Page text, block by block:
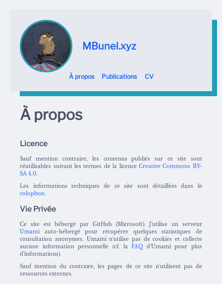
MBunel.xyz
À propos Publications CV
À propos
Licence
Sauf mention contraire, les contenus publiés sur ce site sont
réutilisables suivant les termes de la licence Creative Commons BY-
SA 4.0.
Les informations techniques de ce site sont détaillées dans le
colophon.
Vie Privée
Ce site est hébergé par GitHub (Microsoft). J'utilise un serveur
Umami auto-hébergé pour récupérer quelques statistiques de
consultation anonymes. Umami n'utilise pas de cookies et collecte
aucune information personnelle (cf. laFAQ d'Umami pour plus
d'informations).
Sauf mention du contraire, les pages de ce site n'utilisent pas de
ressources externes.